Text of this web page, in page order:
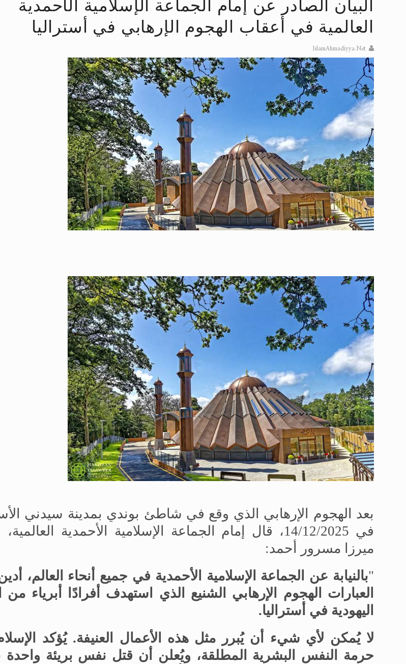
الحجّ.. دلالات، حِكم، وأهداف >> المزيد
تعميم هامّ لأفراد الجماعة >> المزيد
تعميم هامّ لأفراد الجماعة >> المزيد
إعلان هامّ بخصوص الرسائل المرسلة إلى حضرة امير المؤمنين أيده الله والمكتب
للانتقال إلى كافة الردود على القمص زكريا يطرس وأعداء الإسلام اضغط هنا >>
اقرأ هذا الكتاب وتعرّف على حقيقة الإسراء والمعراج >> المزيد
البيان الصادر عن إمام الجماعة الإسلامية الأحمدية
العالمية في أعقاب الهجوم الإرهابي في أستراليا
IslamAhmadiyya.Net
بعد الهجوم الإرهابي الذي وقع في شاطئ بوندي بمدينة سيدني
في 14/12/2025، قال إمام الجماعة الإسلامية الأحمدية
ميرزا مسرور أحمد:
"بالنيابة عن الجماعة الإسلامية الأحمدية في جميع أنحاء العالم،
العبارات الهجوم الإرهابي الشنيع الذي استهدف أفرادًا أبرياء من
اليهودية في أستراليا.
لا يُمكن لأي شيء أن يُبرر مثل هذه الأعمال العنيفة. يُؤكد
حرمة النفس البشرية المطلقة، ويُعلن أن قتل نفس بريئة واحدة